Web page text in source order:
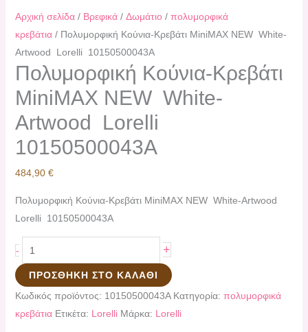
Αρχική σελίδα/ Βρεφικά/ Δωμάτιο/ πολυμορφικά
κρεβάτια/ Πολυμορφική Κούνια-Κρεβάτι ΜiniMAX NEW White-
Artwood Lorelli 10150500043A
Πολυμορφική Κούνια-Κρεβάτι
ΜiniMAX NEW White-
Artwood Lorelli
10150500043A
484,90 €
Πολυμορφική Κούνια-Κρεβάτι ΜiniMAX NEW White-Artwood
Lorelli 10150500043A
- +
ΠΡΟΣΘΉΚΗ ΣΤΟ ΚΑΛΆΘΙ
Κωδικός προϊόντος: 10150500043A Κατηγορία: πολυμορφικά
κρεβάτια Ετικέτα: Lorelli Μάρκα: Lorelli